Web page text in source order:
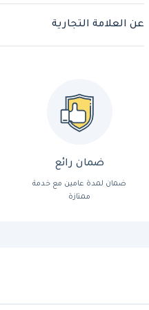
عن العلامة التجارية
ضمان رائع
ضمان لمدة عامين مع خدمة
ممتازة